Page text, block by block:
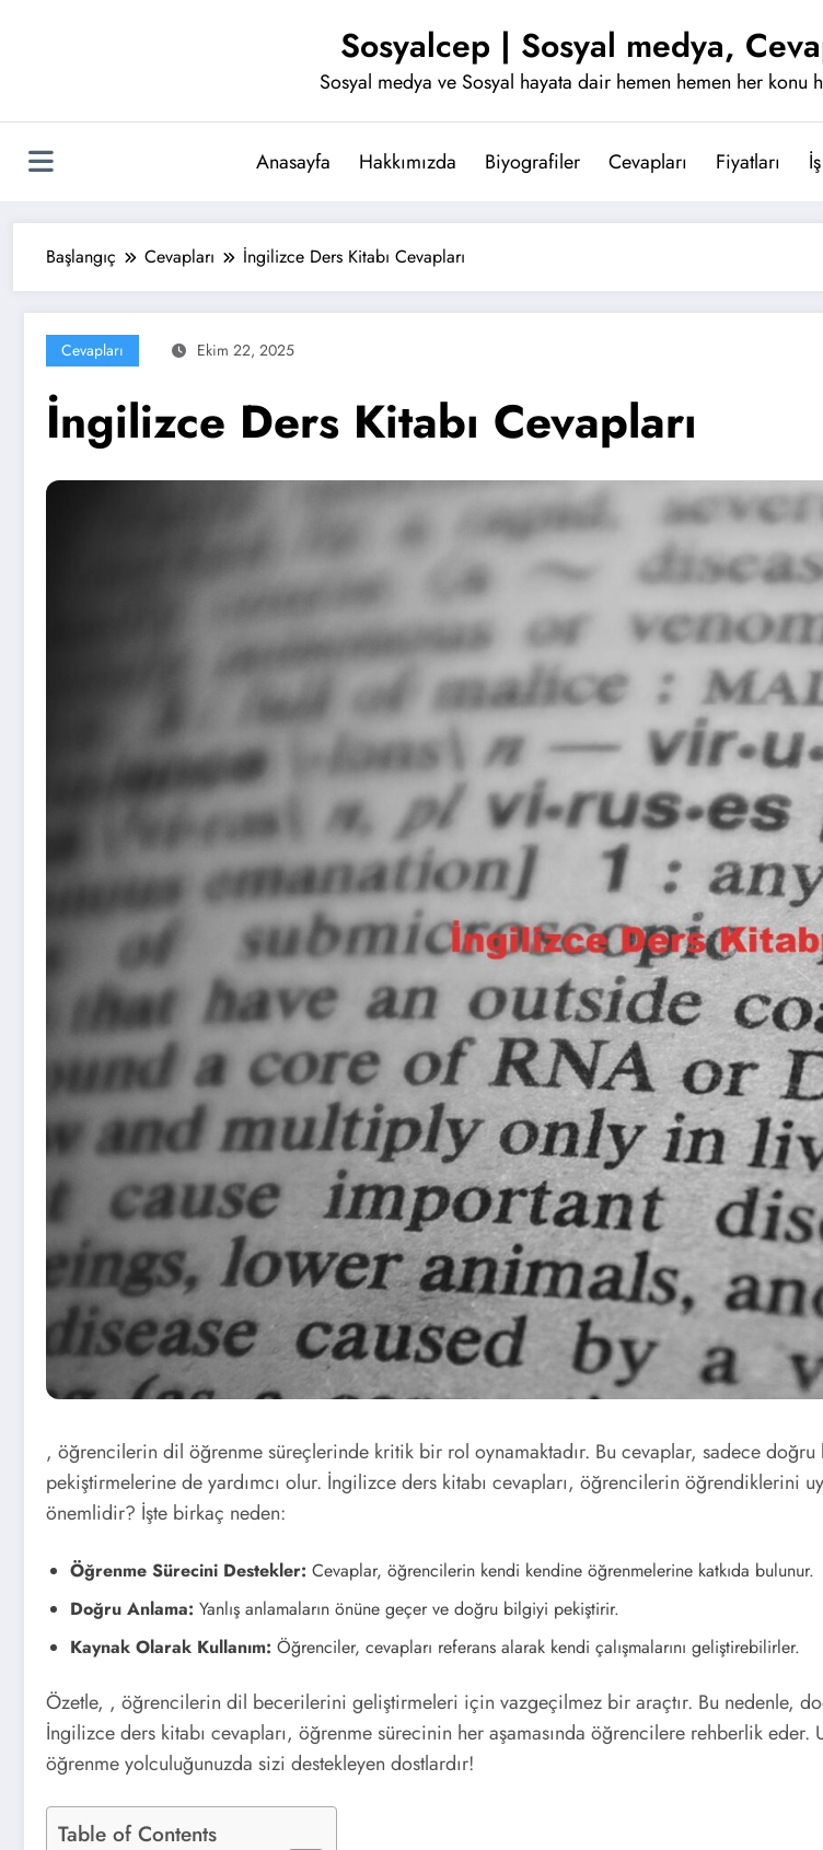
Sosyalcep | Sosyal medya,
Sosyal medya ve Sosyal hayata dair hemen hemen her
Anasayfa Hakkımızda Biyografiler Cevapları Fiyatları
Başlangıç Cevapları İngilizce Ders Kitabı Cevapları
Cevapları Ekim 22, 2025
İngilizce Ders Kitabı Cevapları
, öğrencilerin dil öğrenme süreçlerinde kritik bir rol oynamaktadır. Bu cevaplar, sadece
pekiştirmelerine de yardımcı olur. İngilizce ders kitabı cevapları, öğrencilerin
önemlidir? İşte birkaç neden:
Öğrenme Sürecini Destekler: Cevaplar, öğrencilerin kendi kendine öğrenmelerine katkıda bulunur.
Doğru Anlama: Yanlış anlamaların önüne geçer ve doğru bilgiyi pekiştirir.
Kaynak Olarak Kullanım: Öğrenciler, cevapları referans alarak kendi çalışmalarını geliştirebilirler.
Özetle, , öğrencilerin dil becerilerini geliştirmeleri için vazgeçilmez bir araçtır. Bu nedenle,
İngilizce ders kitabı cevapları, öğrenme sürecinin her aşamasında öğrencilere rehberlik
öğrenme yolculuğunuzda sizi destekleyen dostlardır!
Table of Contents